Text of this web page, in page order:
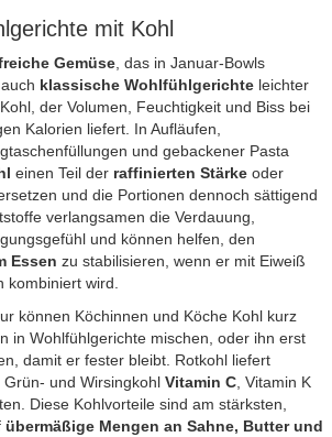
mit Kohl
Gemüse , das in Januar-Bowls
klassische Wohlfühlgerichte leichter
der Volumen, Feuchtigkeit und Biss bei
Kalorien liefert. In Aufläufen,
und gebackener Pasta
einen Teil der raffinierten Stärke oder
und die Portionen dennoch sättigend
verlangsamen die Verdauung,
und können helfen, den
Essen zu stabilisieren, wenn er mit Eiweiß
kombiniert wird.
können Köchinnen und Köche Kohl kurz
in Wohlfühlgerichte mischen, oder ihn erst
damit er fester bleibt. Rotkohl liefert
und Wirsingkohl Vitamin C , Vitamin K
Diese Kohlvorteile sind am stärksten,
übermäßige Mengen an Sahne, Butter und